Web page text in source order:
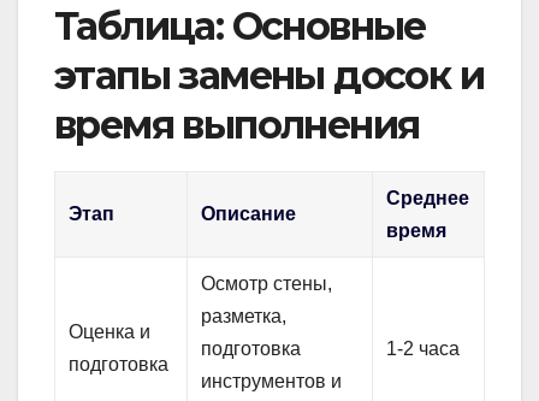
Таблица: Основные
этапы замены досок и
время выполнения
Этап Описание
Среднее
время
Оценка и
подготовка
Осмотр стены,
разметка,
подготовка
инструментов и
1-2 часа